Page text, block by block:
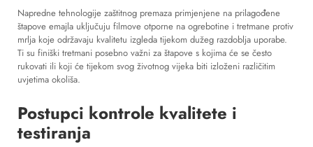
Napredne tehnologije zaštitnog premaza primjenjene na prilagođene
štapove emajla uključuju filmove otporne na ogrebotine i tretmane protiv
mrlja koje održavaju kvalitetu izgleda tijekom dužeg razdoblja uporabe.
Ti su finiški tretmani posebno važni za štapove s kojima će se često
rukovati ili koji će tijekom svog životnog vijeka biti izloženi različitim
uvjetima okoliša.
Postupci kontrole kvalitete i
testiranja